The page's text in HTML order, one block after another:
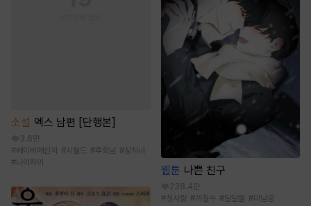
소설 엑스 남편 [단행본]
3.6만
#베이비메신저 #시월드 #후회남 #상처녀
#나이차이
웹툰 나쁜 친구
238.4만
#첫사랑 #까칠수 #달달물 #미남공